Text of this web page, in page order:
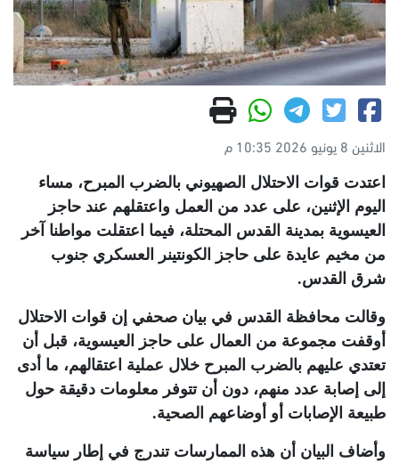
الاثنين 8 يونيو 2026 10:35 م
اعتدت قوات الاحتلال الصهيوني بالضرب المبرح، مساء
اليوم الإثنين، على عدد من العمل واعتقلهم عند حاجز
العيسوية بمدينة القدس المحتلة، فيما اعتقلت مواطنا آخر
من مخيم عايدة على حاجز الكونتينر العسكري جنوب
شرق القدس.
وقالت محافظة القدس في بيان صحفي إن قوات الاحتلال
أوقفت مجموعة من العمال على حاجز العيسوية، قبل أن
تعتدي عليهم بالضرب المبرح خلال عملية اعتقالهم، ما أدى
إلى إصابة عدد منهم، دون أن تتوفر معلومات دقيقة حول
طبيعة الإصابات أو أوضاعهم الصحية.
وأضاف البيان أن هذه الممارسات تندرج في إطار سياسة